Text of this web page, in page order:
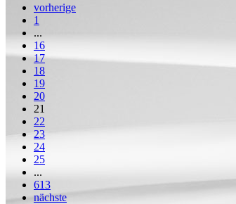
vorherige
1
...
16
17
18
19
20
21
22
23
24
25
...
613
nächste